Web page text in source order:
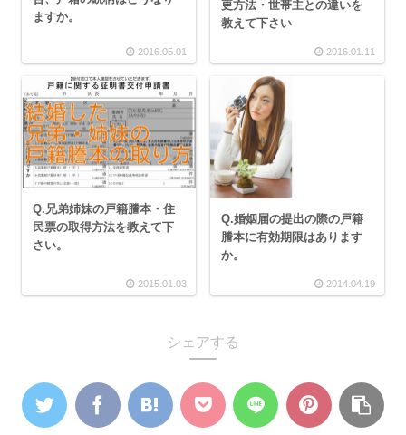
ますか。
2016.05.01
更方法・世帯主との違いを
教えて下さい
2016.01.11
Q.兄弟姉妹の戸籍謄本・住
民票の取得方法を教えて下
さい。
2015.01.03
Q.婚姻届の提出の際の戸籍
謄本に有効期限はあります
か。
2014.04.19
シェアする